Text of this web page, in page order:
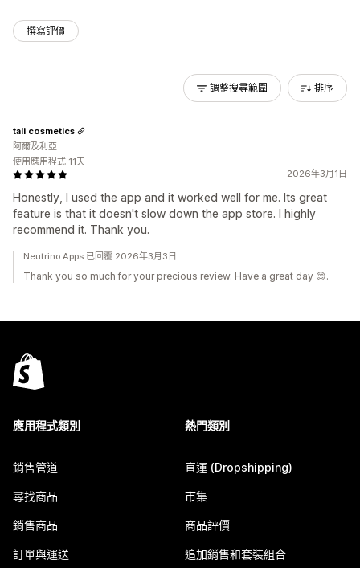
撰寫評價
調整搜尋範圍 排序
2026年3月1日
Honestly, I used the app and it worked well for me. Its great
feature is that it doesn't slow down the app store. I highly
recommend it. Thank you.
tali cosmetics
阿爾及利亞
使用應用程式 11天
Neutrino Apps 已回覆 2026年3月3日
Thank you so much for your precious review. Have a great day 😊.
應用程式類別
銷售管道
尋找商品
銷售商品
訂單與運送
熱門類別
直運 (Dropshipping)
市集
商品評價
追加銷售和套裝組合